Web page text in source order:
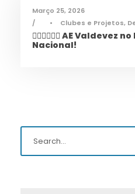
Março 25, 2026
•
Clubes e Projetos,
🏃‍♀️🏃‍♂️🏃‍♀️ AE Valdevez
Nacional!